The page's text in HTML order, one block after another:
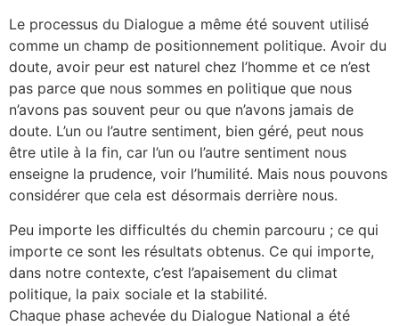
Le processus du Dialogue a même été souvent utilisé
comme un champ de positionnement politique. Avoir du
doute, avoir peur est naturel chez l’homme et ce n’est
pas parce que nous sommes en politique que nous
n’avons pas souvent peur ou que n’avons jamais de
doute. L’un ou l’autre sentiment, bien géré, peut nous
être utile à la fin, car l’un ou l’autre sentiment nous
enseigne la prudence, voir l’humilité. Mais nous pouvons
considérer que cela est désormais derrière nous.
Peu importe les difficultés du chemin parcouru ; ce qui
importe ce sont les résultats obtenus. Ce qui importe,
dans notre contexte, c’est l’apaisement du climat
politique, la paix sociale et la stabilité.
Chaque phase achevée du Dialogue National a été